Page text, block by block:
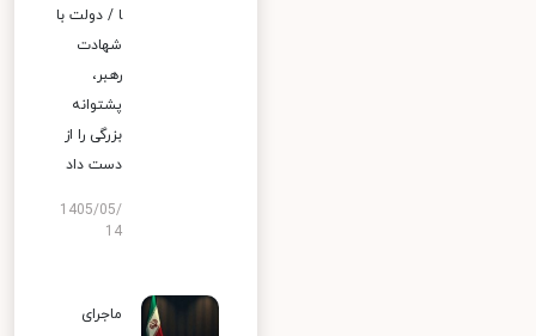
ا / دولت با
شهادت
رهبر،
پشتوانه
بزرگی را از
دست داد
1405/05/
14
ماجرای